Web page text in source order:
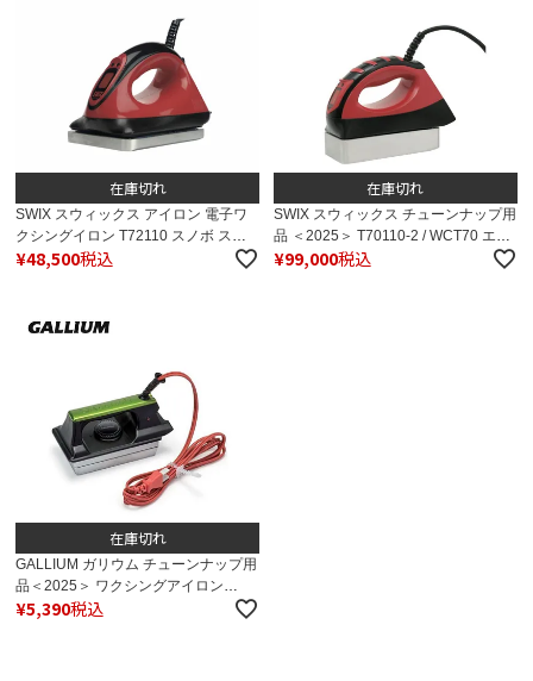
在庫切れ
SWIX スウィックス アイロン 電子ワ
クシングイロン T72110 スノボ スノ
ーボード
¥48,500税込
在庫切れ
SWIX スウィックス チューンナップ用
品 ＜2025＞ T70110-2 / WCT70 エク
ストリームアイロン
¥99,000税込
在庫切れ
GALLIUM ガリウム チューンナップ用
品＜2025＞ ワクシングアイロン
Handy / TU0215
¥5,390税込